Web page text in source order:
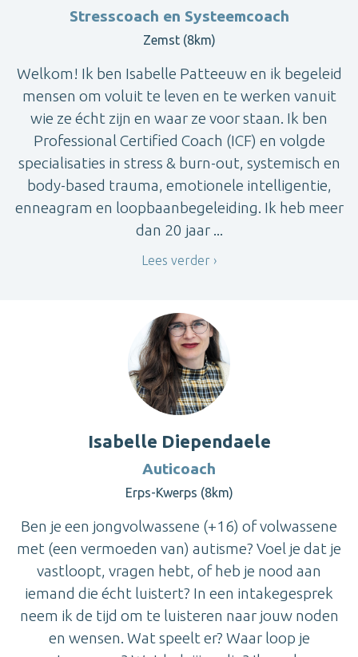
Stresscoach en Systeemcoach
Zemst (8km)
Welkom! Ik ben Isabelle Patteeuw en ik begeleid
mensen om voluit te leven en te werken vanuit
wie ze écht zijn en waar ze voor staan. Ik ben
Professional Certified Coach (ICF) en volgde
specialisaties in stress & burn-out, systemisch en
body-based trauma, emotionele intelligentie,
enneagram en loopbaanbegeleiding. Ik heb meer
dan 20 jaar ...
Lees verder
Isabelle Diependaele
Auticoach
Erps-Kwerps (8km)
Ben je een jongvolwassene (+16) of volwassene
met (een vermoeden van) autisme? Voel je dat je
vastloopt, vragen hebt, of heb je nood aan
iemand die écht luistert? In een intakegesprek
neem ik de tijd om te luisteren naar jouw noden
en wensen. Wat speelt er? Waar loop je